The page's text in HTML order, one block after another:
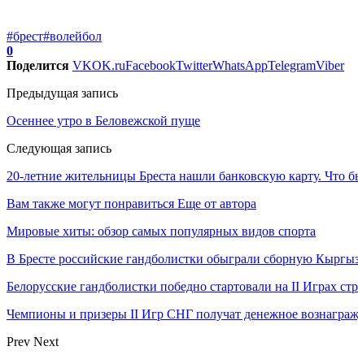
#брест#волейбол
0
Поделится VKOK.ruFacebookTwitterWhatsAppTelegramViber
Предыдущая запись
Осеннее утро в Беловежской пуще
Следующая запись
20-летние жительницы Бреста нашли банковскую карту. Что
Вам также могут понравиться Еще от автора
Мировые хиты: обзор самых популярных видов спорта
В Бресте российские гандболистки обыграли сборную
Белорусские гандболистки победно стартовали на II Играх
Чемпионы и призеры II Игр СНГ получат денежное
Prev Next